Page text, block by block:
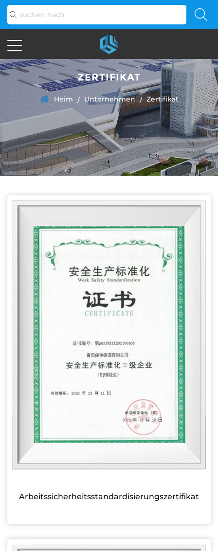
ZERTIFIKAT
Heim / Unternehmen / Zertifikat
Arbeitssicherheitsstandardisierungszertifikat